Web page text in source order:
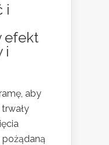
i
efekt
i
aby